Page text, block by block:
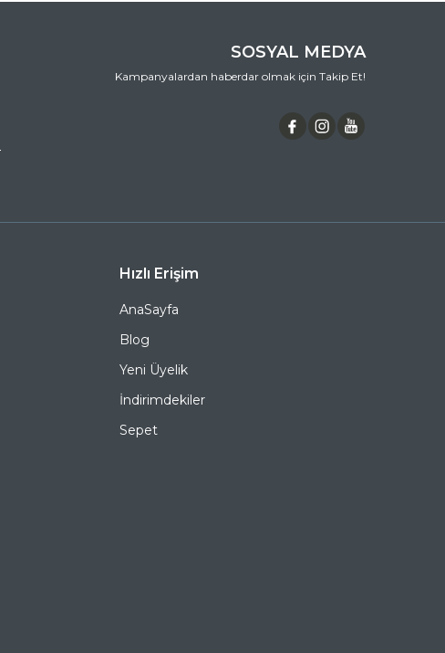
SOSYAL MEDYA
Kampanyalardan haberdar olmak için Takip Et!
Hızlı Erişim
AnaSayfa
Blog
Yeni Üyelik
İndirimdekiler
Sepet